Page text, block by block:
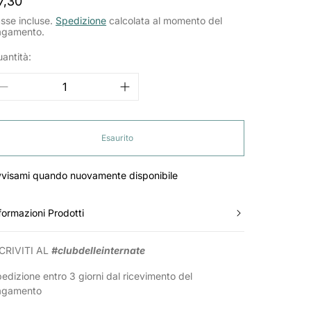
incluse. Spedizione calcolata al momento del
Esaurito
quando nuovamente disponibile
Prodotti
AL#clubdelleinternate
entro 3 giorni dal ricevimento del